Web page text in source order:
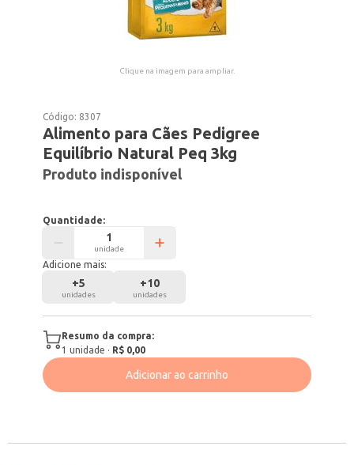
Clique na imagem para ampliar.
Código: 8307
Alimento para Cães Pedigree
Equilíbrio Natural Peq 3kg
Produto indisponível
Quantidade:
unidade
Adicione mais:
+5
unidades
+10
unidades
Resumo da compra:
1 unidade · R$ 0,00
Adicionar ao carrinho